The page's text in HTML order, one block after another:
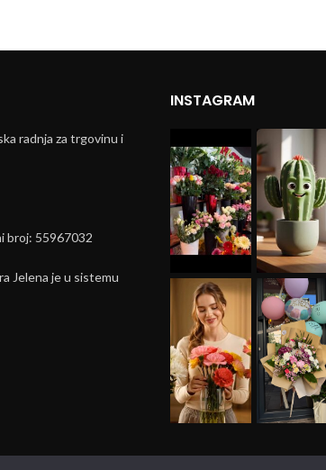
radnja za trgovinu i
broj: 55967032
Jelena je u sistemu
INSTAGRAM